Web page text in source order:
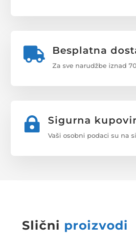
 Besplatna
Za sve narudžbe iznad
 Sigurna
Vaši osobni podaci su na
Slični proizvodi